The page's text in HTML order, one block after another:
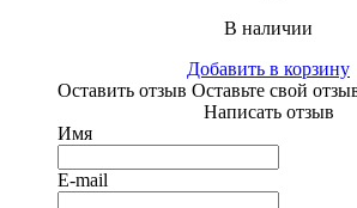
В наличии
Добавить в корзину
Оставить отзыв Оставьте свой
Написать отзыв
Имя
E-mail